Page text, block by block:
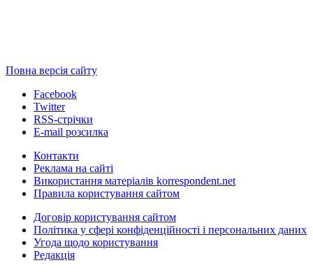
Повна версія сайту
Facebook
Twitter
RSS-стрічки
E-mail розсилка
Контакти
Реклама на сайті
Використання матеріалів korrespondent.net
Правила користування сайтом
Договір користування сайтом
Політика у сфері конфіденційності і персональних даних
Угода щодо користування
Редакція